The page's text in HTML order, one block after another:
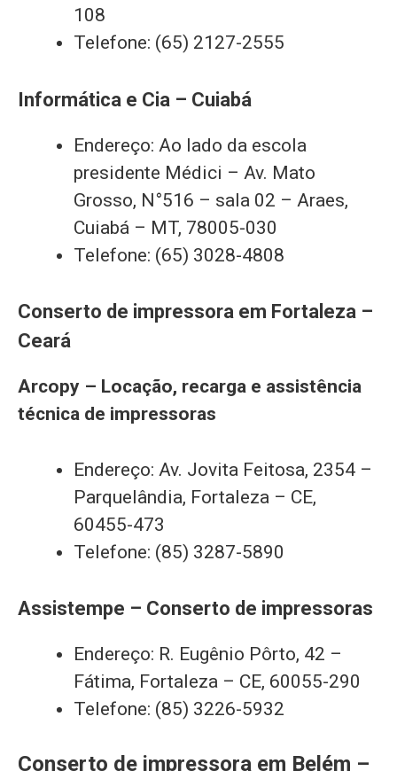
108
Telefone: (65) 2127-2555
Informática e Cia – Cuiabá
Endereço: Ao lado da escola
presidente Médici – Av. Mato
Grosso, N°516 – sala 02 – Araes,
Cuiabá – MT, 78005-030
Telefone: (65) 3028-4808
Conserto de impressora em Fortaleza –
Ceará
Arcopy – Locação, recarga e assistência
técnica de impressoras
Endereço: Av. Jovita Feitosa, 2354 –
Parquelândia, Fortaleza – CE,
60455-473
Telefone: (85) 3287-5890
Assistempe – Conserto de impressoras
Endereço: R. Eugênio Pôrto, 42 –
Fátima, Fortaleza – CE, 60055-290
Telefone: (85) 3226-5932
Conserto de impressora em Belém –